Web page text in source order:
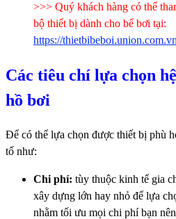
>>> Quý khách hàng có thể
bộ thiết bị dành cho bể bơi tại:
https://
Các tiêu chí lựa chọn
hồ bơi
Để có thể lựa chọn được thiết bị phù
tố như:
Chi phí: tùy thuộc kinh tế gia
xây dựng lớn hay nhỏ để lựa
nhằm tối ưu mọi chi phí bạn